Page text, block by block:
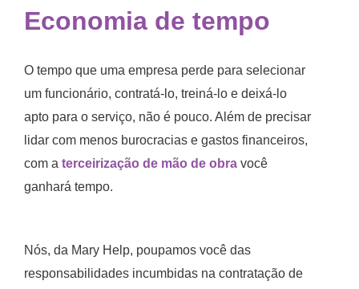
Economia de tempo
O tempo que uma empresa perde para selecionar
um funcionário, contratá-lo, treiná-lo e deixá-lo
apto para o serviço, não é pouco. Além de precisar
lidar com menos burocracias e gastos financeiros,
com a terceirização de mão de obra você
ganhará tempo.
Nós, da Mary Help, poupamos você das
responsabilidades incumbidas na contratação de